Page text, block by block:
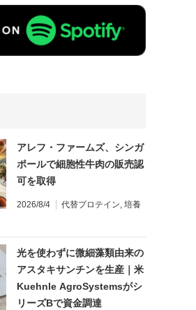
アレフ・ファームズ、シンガ
ポールで細胞性牛肉の販売認
可を取得
2026/8/4 代替プロテイン 培養
光を使わずに微細藻類由来の
アスタキサンチンを生産｜米
Kuehnle AgroSystemsがシ
リーズBで資金調達